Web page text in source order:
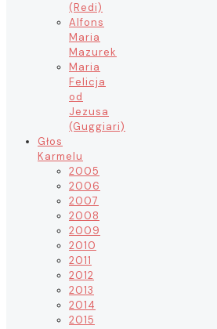
(Redi)
Alfons
Maria
Mazurek
Maria
Felicja
od
Jezusa
(Guggiari)
Głos
Karmelu
2005
2006
2007
2008
2009
2010
2011
2012
2013
2014
2015